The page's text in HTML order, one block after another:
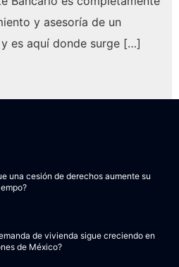
y asesoría de un
es aquí donde surge […]
una cesión de derechos aumente su
de vivienda sigue creciendo en
de México?